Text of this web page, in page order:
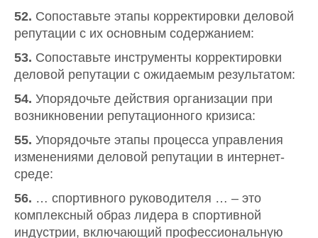
52. Сопоставьте этапы корректировки деловой
репутации с их основным содержанием:
53. Сопоставьте инструменты корректировки
деловой репутации с ожидаемым результатом:
54. Упорядочьте действия организации при
возникновении репутационного кризиса:
55. Упорядочьте этапы процесса управления
изменениями деловой репутации в интернет-
среде:
56. … спортивного руководителя … – это
комплексный образ лидера в спортивной
индустрии, включающий профессиональную